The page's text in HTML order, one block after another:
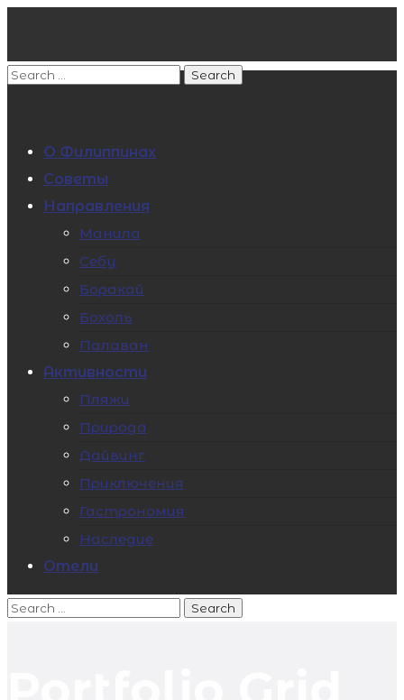
О Филиппинах
Советы
Направления
Манила
Себу
Боракай
Бохоль
Палаван
Активности
Пляжи
Природа
Дайвинг
Приключения
Гастрономия
Наследие
Отели